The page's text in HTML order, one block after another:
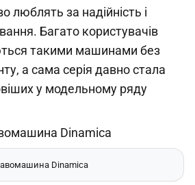
люблять за надійність і
Багато користувачів
такими машинами без
а сама серія давно стала
у модельному ряду
Dinamica